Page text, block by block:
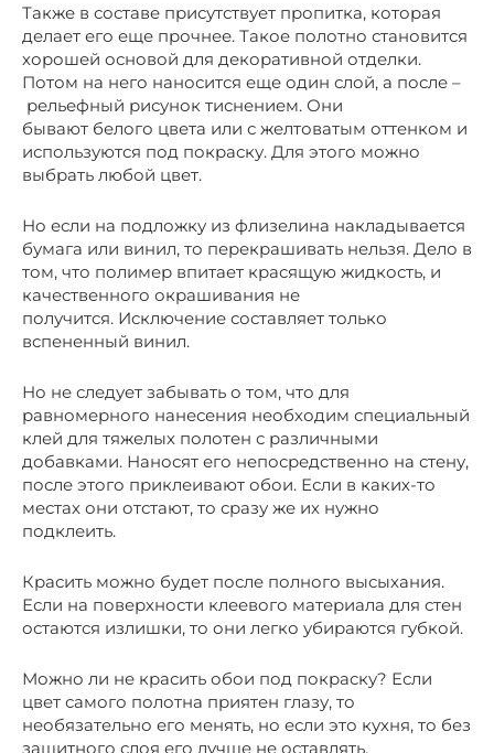
Также в составе присутствует пропитка, которая
делает его еще прочнее. Такое полотно становится
хорошей основой для декоративной отделки.
Потом на него наносится еще один слой, а после –
рельефный рисунок тиснением. Они
бывают белого цвета или с желтоватым оттенком и
используются под покраску. Для этого можно
выбрать любой цвет.
Но если на подложку из флизелина накладывается
бумага или винил, то перекрашивать нельзя. Дело в
том, что полимер впитает красящую жидкость, и
качественного окрашивания не
получится. Исключение составляет только
вспененный винил.
Но не следует забывать о том, что для
равномерного нанесения необходим специальный
клей для тяжелых полотен с различными
добавками. Наносят его непосредственно на стену,
после этого приклеивают обои. Если в каких-то
местах они отстают, то сразу же их нужно
подклеить.
Красить можно будет после полного высыхания.
Если на поверхности клеевого материала для стен
остаются излишки, то они легко убираются губкой.
Можно ли не красить обои под покраску? Если
цвет самого полотна приятен глазу, то
необязательно его менять, но если это кухня, то без
защитного слоя его лучше не оставлять.